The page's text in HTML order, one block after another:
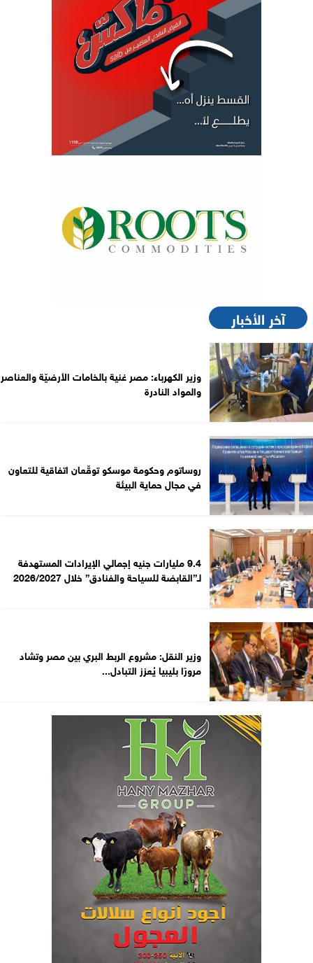
آخر الأخبار
وزير الكهرباء: مصر غنية بالخامات الأرضيّة والعناصر
والمواد النادرة
روساتوم وحكومة موسكو توقّعان اتفاقية للتعاون
في مجال حماية البيئة
9.4 مليارات جنيه إجمالي الإيرادات المستهدفة
لـ”القابضة للسياحة والفنادق” خلال 2026/2027
وزير النقل: مشروع الربط البري بين مصر وتشاد
مرورًا بليبيا يُعزز التبادل...